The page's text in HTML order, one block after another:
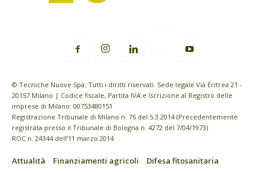
© Tecniche Nuove Spa. Tutti i diritti riservati. Sede legale Via Eritrea 21 -
20157 Milano | Codice fiscale, Partita IVA e Iscrizione al Registro delle
imprese di Milano: 00753480151
Registrazione Tribunale di Milano n. 76 del 5.3.2014 (Precedentemente
registrata presso il Tribunale di Bologna n. 4272 del 7/04/1973)
ROC n. 24344 dell’11 marzo 2014
Attualità Finanziamenti agricoli
Difesa fitosanitaria